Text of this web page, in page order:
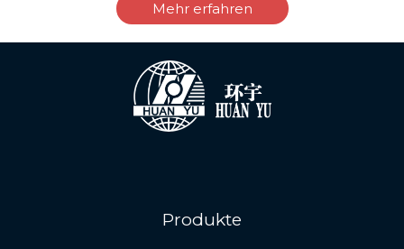
Mehr erfahren
Produkte